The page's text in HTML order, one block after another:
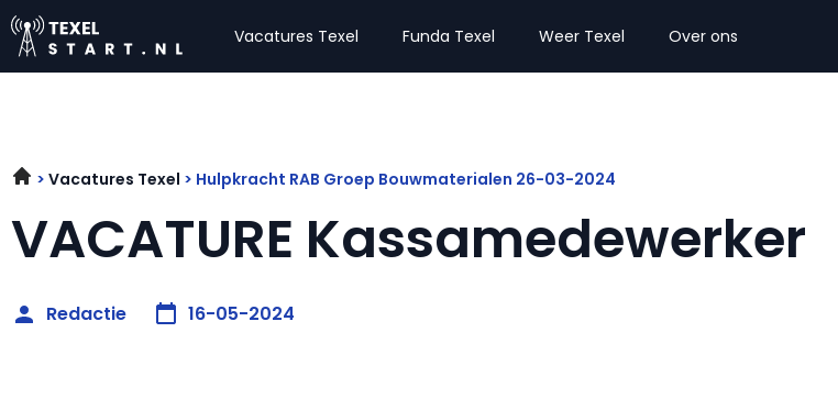
Vacatures Texel Funda Texel Weer Texel Over ons
Vacatures Texel Hulpkracht RAB Groep Bouwmaterialen 26-03-2024
VACATURE Kassamedewerker
Redactie 16-05-2024